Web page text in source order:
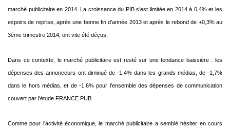
marché publicitaireen 2014. La croissance du PIB s’est limitée en 2014 à 0,4% et les
espoirs de reprise, après une bonne fin d’année 2013 et après le rebond de +0,3% au
3ème trimestre 2014, ont vite été déçus.
Dans ce contexte, le marché publicitaire est resté sur une tendance baissière : les
dépenses desannonceurs ont diminué de -1,4% dans les grands médias, de -1,7%
dans le hors médias, et de -1,6%pour l’ensemble des dépenses de communication
couvert par l’étude FRANCE PUB.
Comme pour l’activité économique, le marché publicitaire a semblé hésiter en cours